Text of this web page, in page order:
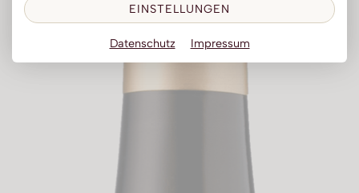
EINSTELLUNGEN
Datenschutz Impressum
Likör
Obstbrand